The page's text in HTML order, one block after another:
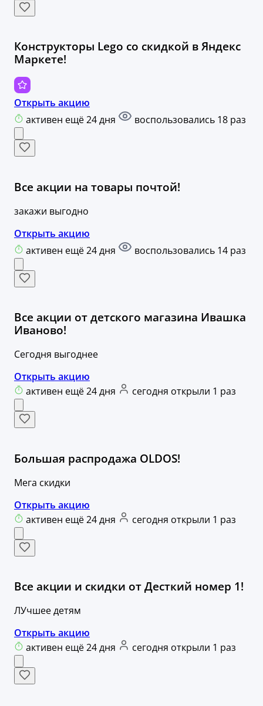
Конструкторы Lego со скидкой в Яндекс
Маркете!
Открыть акцию
активен ещё 24 дня
воспользовались 18 раз
Все акции на товары почтой!
закажи выгодно
Открыть акцию
активен ещё 24 дня
воспользовались 14 раз
Все акции от детского магазина Ивашка
Иваново!
Сегодня выгоднее
Открыть акцию
активен ещё 24 дня
сегодня открыли 1 раз
Большая распродажа OLDOS!
Мега скидки
Открыть акцию
активен ещё 24 дня
сегодня открыли 1 раз
Все акции и скидки от Десткий номер 1!
ЛУчшее детям
Открыть акцию
активен ещё 24 дня
сегодня открыли 1 раз